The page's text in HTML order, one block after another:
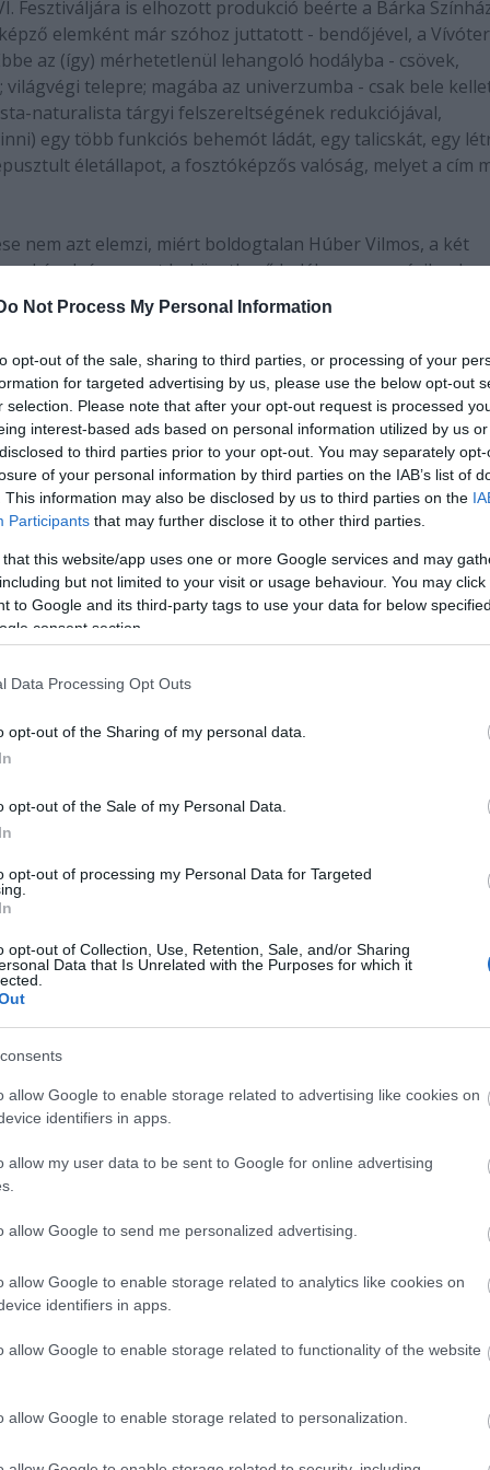
Not Process My Personal Information
opt-out of the sale, sharing to third parties, or processing of your
for targeted advertising by us, please use the below opt-out
selection. Please note that after your opt-out request is processed
interest-based ads based on personal information utilized by us
to third parties prior to your opt-out. You may separately
of your personal information by third parties on the IAB’s list of
This information may also be disclosed by us to third parties on the
Participants that may further disclose it to other third parties.
that this website/app uses one or more Google services and may
but not limited to your visit or usage behaviour. You may
to Google and its third-party tags to use your data for below
consent section.
Data Processing Opt Outs
opt-out of the Sharing of my personal data.
opt-out of the Sale of my Personal Data.
opt-out of processing my Personal Data for Targeted
opt-out of Collection, Use, Retention, Sale, and/or Sharing
Data that Is Unrelated with the Purposes for which it
allow Google to enable storage related to advertising like cookies on
identifiers in apps.
allow my user data to be sent to Google for online advertising
allow Google to send me personalized advertising.
allow Google to enable storage related to analytics like cookies on
identifiers in apps.
allow Google to enable storage related to functionality of the website
allow Google to enable storage related to personalization.
Fesztiváljára is elhozott produkció beérte a Bárka
elemként már szóhoz juttatott - bendőjével, a
az (így) mérhetetlenül lehangoló hodályba - csövek,
telepre; magába az univerzumba - csak bele
naturalista tárgyi felszereltségének redukciójával,
egy több funkciós behemót ládát, egy talicskát, egy
életállapot, a fosztóképzős valóság, melyet a cím
nem azt elemzi, miért boldogtalan Húber Vilmos, a két
épp most bekövetkező halála, sem a másiknak a
Róza, a megcsalt s gyászra ítélt fiatal anya; miért
miért a fülbajt szimuláló özvegy Húberné, miért a
Víg Vilma, a harmadik helyre nem esélytelen Dr.
bemutatónak "Boldogtalanság" lehetne a pontosabb
fel sem tehetők, hiszen a jelenetektől, szereplőktől
fütyülnek a ma valóban keveset mondó papi
így a Húberéket kevéske étellel, itallal ellátó Sirmának
egészen saját és nem is egészen akkor, amikor ő
kelt életre - igaz, Dr. Beck pedig Füst tollán volt eléggé
az általános "főember", a csaholni is halk "nagykutya"
kódolva a teremtés itt vizitálható szegmensébe, az
való nincstelen, s a lelki szegénységnek nem
a vakvéletlen kormányozta életek hányódnak
vezérlet nélkül, legfeljebb az összeszorított száj, a népi
kétes fedezetével. A szereplők relativisztikus
- bár a második gyermekasszonyt részben ő
nem tesz meg mindent, bár az eredeti szöveg szerint
minden baj oka, a tán nem is nőbolond, csupán a
Húber más boldogtalanságokat kiváltó boldogtalansága
a modern kori "Ádám és Éva"-torzrajz, akkor a "lent" is
is őszintétlenül mézesmázos, a neje előtt semmi
- és gyermekeitől semmibe vett - öreg Húberné, a
Ficsurjának analógiájára kieszelt, életre hívott Korpos?
dinamikus és hatásos, de hiányos és korlátozott
el- és leválasztott zugai (Sirma szobája, a beteg
szabadba nyitott nagykapu, az "átjáróház"-jelleg), a
át megpróbáltatásaikon. Az egyetlen menedék az a
hálóhelye, s amelynek ócska ajtaját egyik-másik,
Sirma és társa egy gangféléről, eszegetve-iszogatva,
az összetűzéseket. A gyerek felől sikolyok, zenei
a haldoklóra vigyázó, mozogni csak pányvája körívén,
képében, Füst egzisztenciálisan emeltebb drámájában
hogy itt miből telik rá, ugyanúgy nem világos, ahogy a
elhomályosított egyéb mozzanata sem; Nagy
a hajdani Jancsikának - ezúttal Darabont Mikold
viszonya). A más életekbe való belelátás, belefolyás, ez
őriz egy keveset a szegénység szolidaritásából,
A Sirma mellől el-elszökkenő Inas (László Csaba
fullajtárja, amikor segít. Korpos (Korpos András) Húber
behatóan tanulmányozó Bodó gyakorta Liliom, Ficsur
való artisztikus vedelésének enyhén kiagyalt
és kártyalap-hajigálással még sivárabbá,